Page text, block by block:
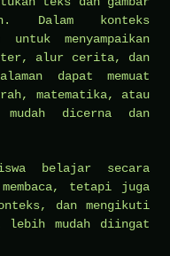
Dalam konteks
menyampaikan
alur cerita, dan
dapat memuat
matematika, atau
dicerna dan
belajar secara
tetapi juga
dan mengikuti
mudah diingat